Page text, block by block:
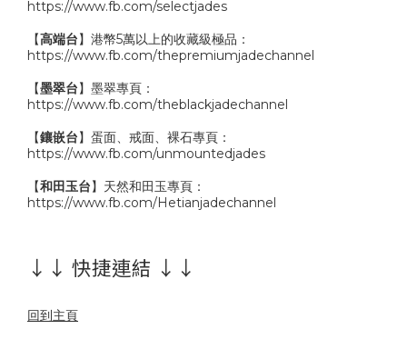
https://www.fb.com/selectjades
【高端台】港幣5萬以上的收藏級極品：
https://www.fb.com/thepremiumjadechannel
【墨翠台】墨翠專頁：
https://www.fb.com/theblackjadechannel
【鑲嵌台】蛋面、戒面、裸石專頁：
https://www.fb.com/unmountedjades
【和田玉台】天然和田玉專頁：
https://www.fb.com/Hetianjadechannel
↓↓ 快捷連結 ↓↓
回到主頁